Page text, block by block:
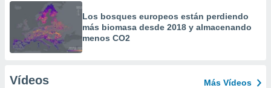
Los bosques europeos están perdiendo
más biomasa desde 2018 y almacenando
menos CO2
Vídeos Más Vídeos